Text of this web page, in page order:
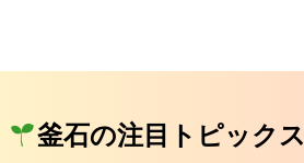
釜石の注目トピックス